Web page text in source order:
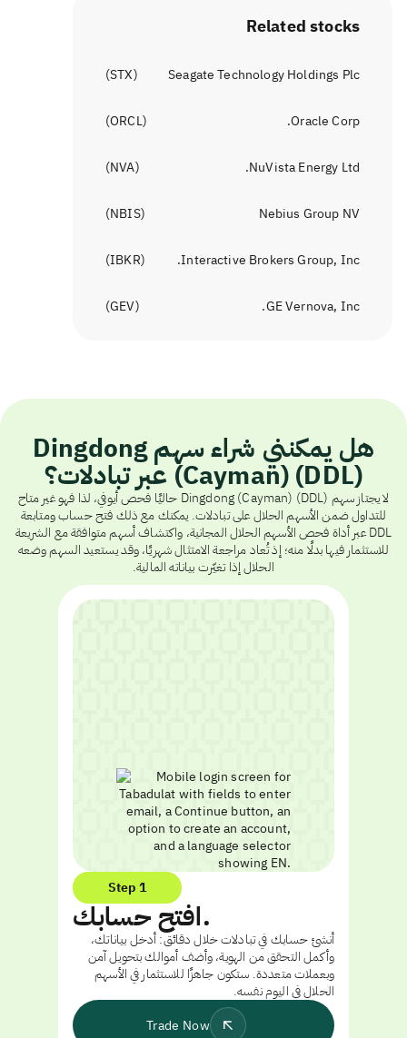
Related stocks
Seagate Technology Holdings Plc
(
STX
)
Oracle Corp.
(
ORCL
)
NuVista Energy Ltd.
(
NVA
)
Nebius Group NV
(
NBIS
)
Interactive Brokers Group, Inc.
(
IBKR
)
GE Vernova, Inc.
(
GEV
)
هل يمكنني شراء سهم Dingdong
(Cayman) (DDL) عبر تبادلات؟
لا يجتاز سهم Dingdong (Cayman) (DDL) حاليًا فحص أيوفي، لذا فهو غير متاح
للتداول ضمن الأسهم الحلال على تبادلات. يمكنك مع ذلك فتح حساب ومتابعة
DDL عبر أداة فحص الأسهم الحلال المجانية، واكتشاف أسهم متوافقة مع الشريعة
للاستثمار فيها بدلًا منه؛ إذ تُعاد مراجعة الامتثال شهريًا، وقد يستعيد السهم وضعه
الحلال إذا تغيّرت بياناته المالية.
Step 1
افتح حسابك.
أنشئ حسابك في تبادلات خلال دقائق: أدخل بياناتك،
وأكمل التحقق من الهوية، وأضف أموالك بتحويل آمن
وبعملات متعددة. ستكون جاهزًا للاستثمار في الأسهم
الحلال في اليوم نفسه.
Trade Now